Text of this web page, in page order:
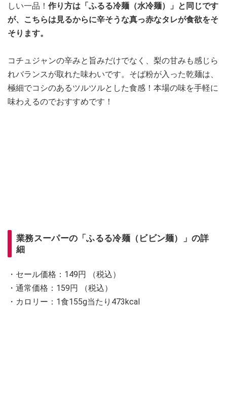
しい一品！ 作り方は「ふるる冷麺（水冷麺）」と同じです
が、こちらは見るからに辛そうな真っ赤なタレが食欲をそ
そります。
コチュジャンの辛みと旨みだけでなく、梨の甘みも感じら
れバランスが取れた味わいです。そば粉が入った乾麺は、
極細でコシのあるツルツルとした食感！本場の味を手軽に
味わえるのでおすすめです！
業務スーパーの「ふるる冷麺（ビビン麺）」の詳
細
・セール価格：149円 （税込）
・通常価格：159円 （税込）
・カロリー：1食155g当たり473kcal